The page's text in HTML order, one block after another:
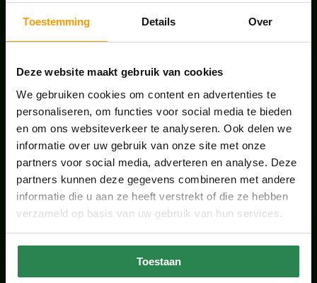
Toestemming Details Over
Deze website maakt gebruik van cookies
We gebruiken cookies om content en advertenties te
personaliseren, om functies voor social media te bieden
en om ons websiteverkeer te analyseren. Ook delen we
informatie over uw gebruik van onze site met onze
partners voor social media, adverteren en analyse. Deze
partners kunnen deze gegevens combineren met andere
informatie die u aan ze heeft verstrekt of die ze hebben
verzameld op basis van uw gebruik van hun services.
Toestaan
LAATSTE NIEUWS
UNION HOUSE UTRECHT
juli 28, 2026
KANTOORPLANT VAN DE MAAND JUNI: DE
SCHEFFLERA
juni 30, 2026
ONS TEAM GROEIT VERDER
juni 17, 2026